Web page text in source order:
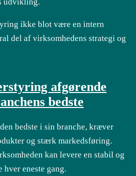
ikke blot være en intern
del af virksomhedens strategi og
afgørende
bedste
bedste i sin branche, kræver
og stærk markedsføring.
kan levere en stabil og
eneste gang.